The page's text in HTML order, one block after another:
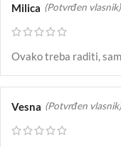
Milica (Potvrđen vlasnik)
Ovako treba raditi,
Vesna (Potvrđen vlasnik)